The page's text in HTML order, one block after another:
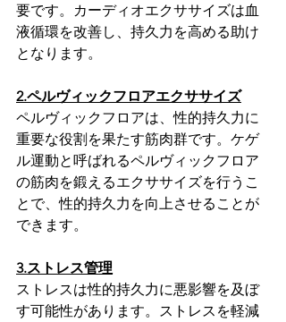
要です。カーディオエクササイズは血
液循環を改善し、持久力を高める助け
となります。
2.ペルヴィックフロアエクササイズ
ペルヴィックフロアは、性的持久力に
重要な役割を果たす筋肉群です。ケゲ
ル運動と呼ばれるペルヴィックフロア
の筋肉を鍛えるエクササイズを行うこ
とで、性的持久力を向上させることが
できます。
3.ストレス管理
ストレスは性的持久力に悪影響を及ぼ
す可能性があります。ストレスを軽減